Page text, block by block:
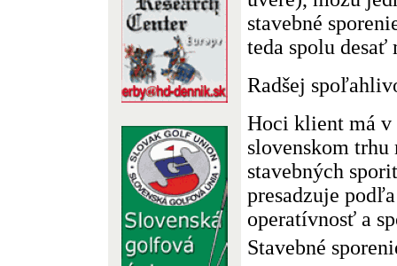
stavebné
teda spolu
Radšej
Hoci klient má v
slovenskom
stavebných
presadzuje
operatívnosť a
Stavebné